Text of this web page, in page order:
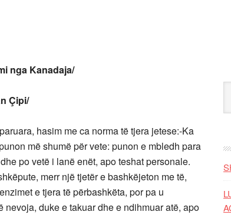
nga Kanadaja/
Çipi/
hasim me ca norma të tjera jetese:-Ka
më shumë për vete: punon e mbledh para
po vetë i lanë enët, apo teshat personale.
merr një tjetër e bashkëjeton me të,
e tjera të përbashkëta, por pa u
duke e takuar dhe e ndihmuar atë, apo